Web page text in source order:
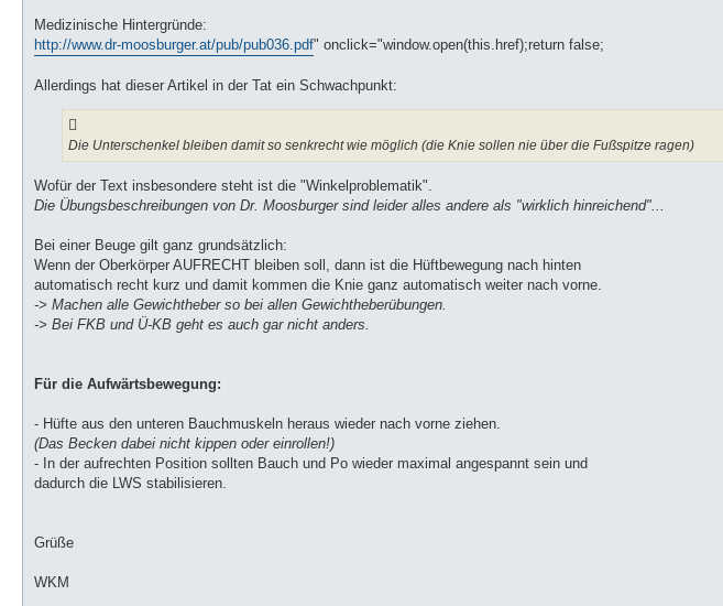
Medizinische Hintergründe:
http://www.dr-moosburger.at/pub/pub036.pdf" onclick="window.open(this.href);return false;
Allerdings hat dieser Artikel in der Tat ein Schwachpunkt:
Die Unterschenkel bleiben damit so senkrecht wie möglich (die Knie sollen nie über die Fußspitze ragen)
Wofür der Text insbesondere steht ist die "Winkelproblematik".
Die Übungsbeschreibungen von Dr. Moosburger sind leider alles andere als "wirklich hinreichend"...
Bei einer Beuge gilt ganz grundsätzlich:
Wenn der Oberkörper AUFRECHT bleiben soll, dann ist die Hüftbewegung nach hinten
automatisch recht kurz und damit kommen die Knie ganz automatisch weiter nach vorne.
-> Machen alle Gewichtheber so bei allen Gewichtheberübungen.
-> Bei FKB und Ü-KB geht es auch gar nicht anders.
Für die Aufwärtsbewegung:
- Hüfte aus den unteren Bauchmuskeln heraus wieder nach vorne ziehen.
(Das Becken dabei nicht kippen oder einrollen!)
- In der aufrechten Position sollten Bauch und Po wieder maximal angespannt sein und
dadurch die LWS stabilisieren.
Grüße
WKM